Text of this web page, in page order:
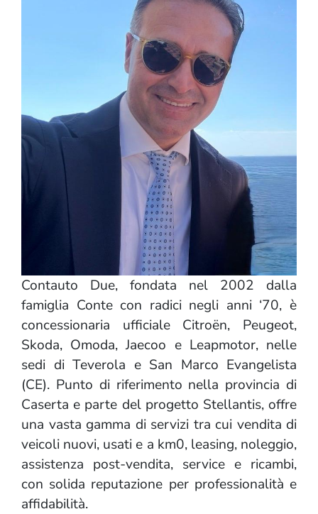
Contauto Due, fondata nel 2002 dalla
famiglia Conte con radici negli anni ‘70, è
concessionaria ufficiale Citroën, Peugeot,
Skoda, Omoda, Jaecoo e Leapmotor, nelle
sedi di Teverola e San Marco Evangelista
(CE). Punto di riferimento nella provincia di
Caserta e parte del progetto Stellantis, offre
una vasta gamma di servizi tra cui vendita di
veicoli nuovi, usati e a km0, leasing, noleggio,
assistenza post-vendita, service e ricambi,
con solida reputazione per professionalità e
affidabilità.